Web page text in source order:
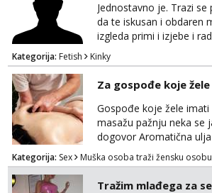
Jednostavno je. Trazi se
da te iskusan i obdaren
izgleda primi i izjebe i
on zeli raditi. Cura si van
poslusna. Idealno 25
Nikakve umisljene femy
interesiraju. Stop
bonovima i slicne
ukratko o sebi na:
Kategorija: Fetish Kinky
Za gospođe koje
Gospođe koje žele imati
masažu pažnju neka se
dogovor Aromatična
Budi moja Kraljica i
opuštanje Vaš prostor
Kategorija: Sex Muška osoba traži žensku osobu
Tražim mlađega za